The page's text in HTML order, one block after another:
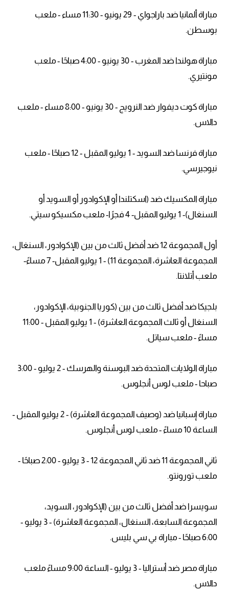
مباراة ألمانيا ضد باراجواي - 29 يونيو - 11:30 مساء - ملعب
بوسطن.
مباراة هولندا ضد المغرب - 30 يونيو - 4:00 صباحًا - ملعب
مونتيري.
مباراة كوت ديفوار ضد النرويج - 30 يونيو - 8:00 مساء - ملعب
دالاس.
مباراة فرنسا ضد السويد - 1 يوليو المقبل - 12 صباحًا - ملعب
نيوجيرسي.
مباراة المكسيك ضد (اسكتلندا أو الإكوادور أو السويد أو
السنغال)- 1 يوليو المقبل- 4 فجرًا- ملعب مكسيكو سيتي.
أول المجموعة 12 ضد أفضل ثالث من بين (الإكوادور، السنغال،
المجموعة العاشرة، المجموعة 11) - 1 يوليو المقبل- 7 مساءً-
ملعب أتلانتا.
بلجيكا ضد أفضل ثالث من بين (كوريا الجنوبية، الإكوادور،
السنغال أو ثالث المجموعة العاشرة) - 1 يوليو المقبل - 11:00
مساءً - ملعب سياتل.
مباراة الولايات المتحدة ضد البوسنة والهرسك - 2 يوليو - 3:00
صباحا - ملعب لوس أنجلوس.
مباراة إسبانيا ضد (وصيف المجموعة العاشرة) - 2 يوليو المقبل -
الساعة 10 مساءً - ملعب لوس أنجلوس.
ثاني المجموعة 11 ضد ثاني المجموعة 12 - 3 يوليو - 2:00 صباحًا -
ملعب تورونتو.
سويسرا ضد أفضل ثالث من بين (الإكوادور، السويد،
المجموعة السابعة، السنغال، المجموعة العاشرة) - 3 يوليو -
6:00 صباحًا - مباراة بي سي بليس.
مباراة مصر ضد أستراليا - 3 يوليو - الساعة 9:00 مساءً ملعب
دالاس.